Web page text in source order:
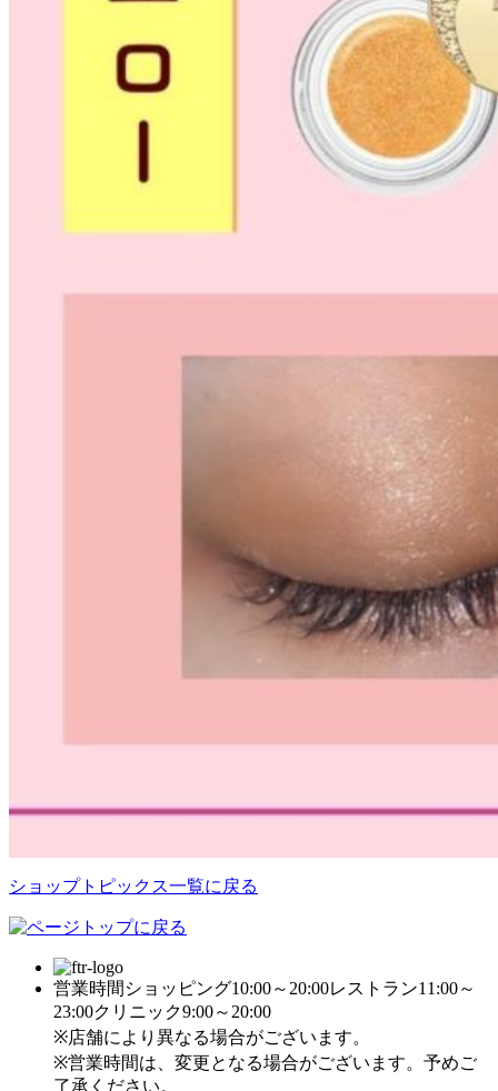
ショップトピックス一覧に戻る
営業時間 ショッピング10:00～20:00レストラン11:00～
23:00クリニック9:00～20:00
※店舗により異なる場合がございます。
※営業時間は、変更となる場合がございます。予めご
了承ください。